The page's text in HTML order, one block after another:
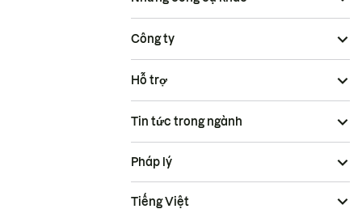
Công ty
Hỗ trợ
Tin tức trong ngành
Pháp lý
Tiếng Việt